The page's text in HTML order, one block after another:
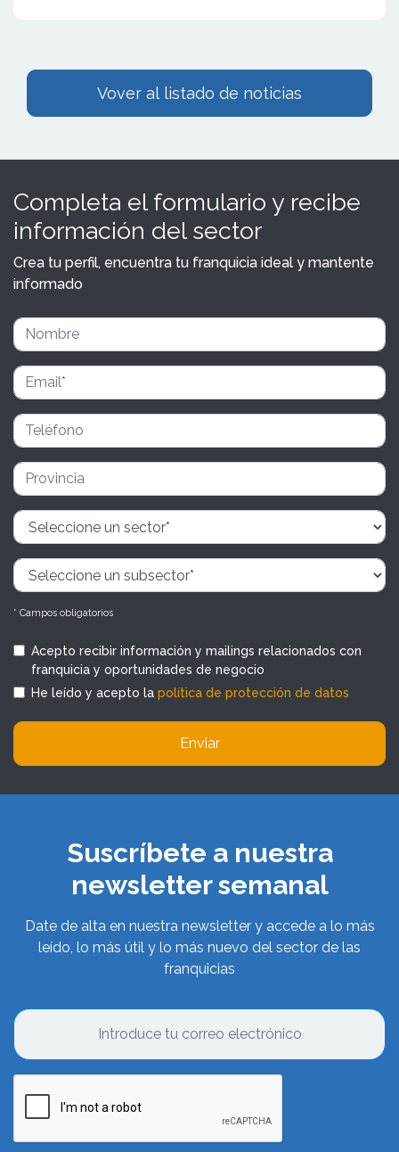
Vover al listado de noticias
Completa el formulario y recibe
información del sector
Crea tu perfil, encuentra tu franquicia ideal y mantente
informado
* Campos obligatorios
Acepto recibir información y mailings relacionados con
franquicia y oportunidades de negocio
He leído y acepto la política de protección de datos
Enviar
Suscríbete a nuestra
newsletter semanal
Date de alta en nuestra newsletter y accede a lo más
leído, lo más útil y lo más nuevo del sector de las
franquicias